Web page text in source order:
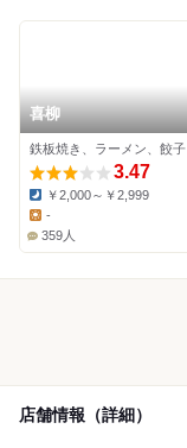
喜柳
鉄板焼き、ラーメン、餃子
3.47
Dinner:
￥2,000～￥2,999
-
359人
店舗情報（詳細）